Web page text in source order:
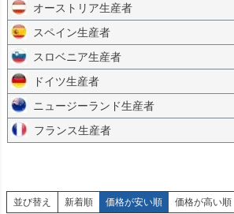
オーストリア生産者
スペイン生産者
スロベニア生産者
ドイツ生産者
ニュージーランド生産者
フランス生産者
並び替え 新着順 価格が安い順 価格が高い順